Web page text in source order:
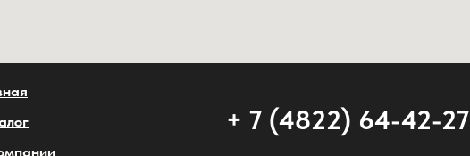
+ 7 (4822) 64-42-27